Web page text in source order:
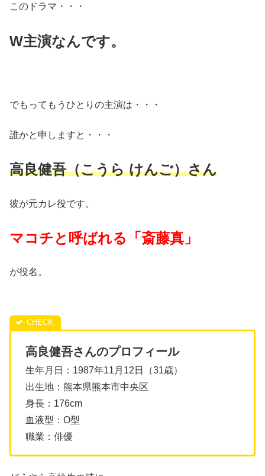
このドラマ・・・
W主演なんです。
でもってもうひとりの主演は・・・
誰かと申しますと・・・
高良健吾（こうら けんご）さん
彼が元カレ役です。
マコチと呼ばれる「斎藤真」
が役名。
高良健吾さんのプロフィール
生年月日：1987年11月12日（31歳）
出生地：熊本県熊本市中央区
身長：176cm
血液型：O型
職業：俳優